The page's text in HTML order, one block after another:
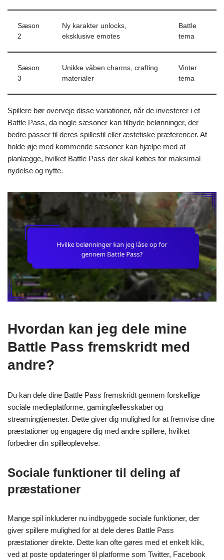
Sæson
2
Ny karakter unlocks,
eksklusive emotes
Battle
tema
Sæson
3
Unikke våben charms, crafting
materialer
Vinter
tema
Spillere bør overveje disse variationer, når de investerer i et
Battle Pass, da nogle sæsoner kan tilbyde belønninger, der
bedre passer til deres spillestil eller æstetiske præferencer. At
holde øje med kommende sæsoner kan hjælpe med at
planlægge, hvilket Battle Pass der skal købes for maksimal
nydelse og nytte.
Hvordan kan jeg dele mine
Battle Pass fremskridt med
andre?
Du kan dele dine Battle Pass fremskridt gennem forskellige
sociale medieplatforme, gamingfællesskaber og
streamingtjenester. Dette giver dig mulighed for at fremvise dine
præstationer og engagere dig med andre spillere, hvilket
forbedrer din spilleoplevelse.
Sociale funktioner til deling af
præstationer
Mange spil inkluderer nu indbyggede sociale funktioner, der
giver spillere mulighed for at dele deres Battle Pass
præstationer direkte. Dette kan ofte gøres med et enkelt klik,
ved at poste opdateringer til platforme som Twitter, Facebook